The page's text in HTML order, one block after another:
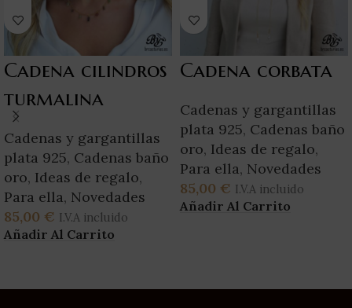
Cadena cilindros
turmalina
Cadenas y gargantillas
plata 925, Cadenas baño
oro, Ideas de regalo,
Para ella, Novedades
85,00 € I.V.A incluido
Añadir Al Carrito
Cadena corbata
Cadenas y gargantillas
plata 925, Cadenas baño
oro, Ideas de regalo,
Para ella, Novedades
85,00 € I.V.A incluido
Añadir Al Carrito